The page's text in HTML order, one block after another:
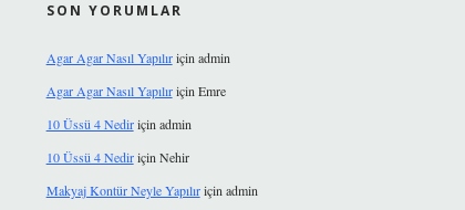
SON YORUMLAR
Agar Agar Nasıl Yapılıriçin admin
Agar Agar Nasıl Yapılıriçin Emre
10 Üssü 4 Nediriçin admin
10 Üssü 4 Nediriçin Nehir
Makyaj Kontür Neyle Yapılıriçin admin